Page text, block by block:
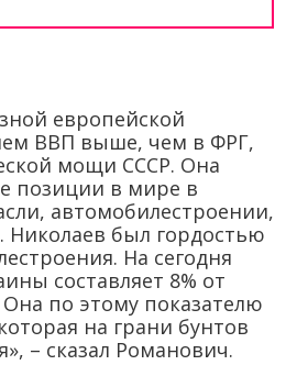
европейской
ВВП выше, чем в ФРГ,
мощи СССР. Она
позиции в мире в
автомобилестроении,
Николаев был гордостью
На сегодня
составляет 8% от
по этому показателю
на грани бунтов
– сказал Романович.